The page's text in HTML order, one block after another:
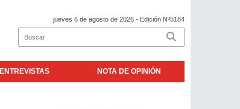
jueves 6 de agosto de 2026 - Edición Nº5184
ENTREVISTAS NOTA DE OPINIÓN